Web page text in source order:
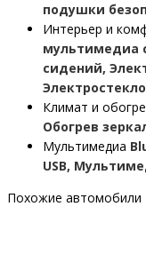
подушки
Интерьер и
мультимедиа
сидений,
Климат и
Обогрев
Мультимедиа
USB,
Похожие автомобили